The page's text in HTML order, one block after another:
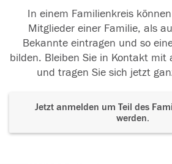
In einem Familienkreis
Mitglieder einer Familie, als
Bekannte eintragen und so
bilden. Bleiben Sie in Kontakt mit
und tragen Sie sich jetzt
Jetzt anmelden um Teil des
werden.